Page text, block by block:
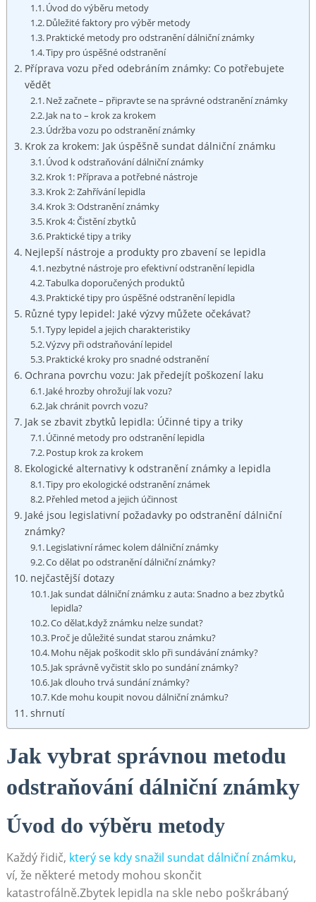
Úvod do výběru metody
Důležité faktory pro výběr metody
Praktické metody pro odstranění dálniční známky
Tipy pro úspěšné odstranění
Příprava vozu před odebráním známky: Co potřebujete
vědět
Než začnete – připravte se na správné odstranění známky
Jak na to – krok za krokem
Údržba vozu po odstranění známky
Krok za krokem: Jak úspěšně sundat dálniční známku
Úvod k odstraňování dálniční známky
Krok 1: Příprava a potřebné nástroje
Krok 2: Zahřívání lepidla
Krok 3: Odstranění známky
Krok 4: Čistění zbytků
Praktické tipy a triky
Nejlepší nástroje a produkty pro zbavení se lepidla
nezbytné nástroje pro efektivní odstranění lepidla
Tabulka doporučených produktů
Praktické tipy pro úspěšné odstranění lepidla
Různé typy lepidel: Jaké výzvy můžete očekávat?
Typy lepidel a jejich charakteristiky
Výzvy při odstraňování lepidel
Praktické kroky pro snadné odstranění
Ochrana povrchu vozu: Jak předejít poškození laku
Jaké hrozby ohrožují lak vozu?
Jak chránit povrch vozu?
Jak se zbavit zbytků lepidla: Účinné tipy a triky
Účinné metody pro odstranění lepidla
Postup krok za krokem
Ekologické alternativy k odstranění známky a lepidla
Tipy pro ekologické odstranění známek
Přehled metod a jejich účinnost
Jaké jsou legislativní požadavky po odstranění dálniční
známky?
Legislativní rámec kolem dálniční známky
Co dělat po odstranění dálniční známky?
nejčastější dotazy
Jak sundat dálniční známku z auta: Snadno a bez zbytků
lepidla?
Co dělat,když známku nelze sundat?
Proč je důležité sundat starou známku?
Mohu nějak poškodit sklo při sundávání známky?
Jak správně vyčistit sklo po sundání známky?
Jak dlouho trvá sundání známky?
Kde mohu koupit novou dálniční známku?
shrnutí
Jak vybrat správnou metodu
odstraňování dálniční známky
Úvod do výběru metody
Každý řidič, který se kdy snažil sundat dálniční známku,
ví, že některé metody mohou skončit
katastrofálně.Zbytek lepidla na skle nebo poškrábaný